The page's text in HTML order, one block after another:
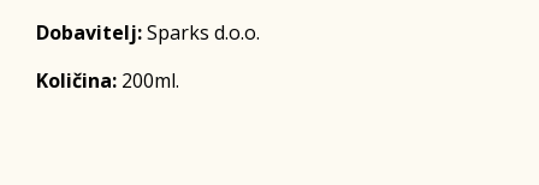
Dobavitelj:Sparks d.o.o.
Količina: 200ml.